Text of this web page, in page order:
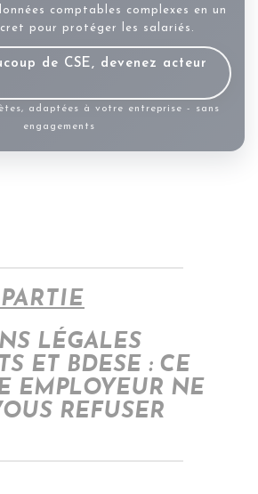
comptables complexes en un
pour protéger les salariés.
de CSE, devenez acteur
adaptées à votre entreprise - sans
engagements
LÉGALES
ET BDESE : CE
EMPLOYEUR NE
REFUSER